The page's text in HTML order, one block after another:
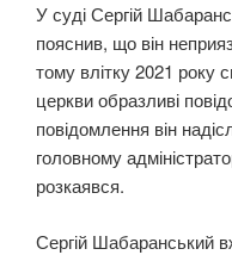
У суді Сергій
пояснив, що він
тому влітку 2021 року
церкви образливі
повідомлення він
головному
розкаявся.
Сергій Шабаранський